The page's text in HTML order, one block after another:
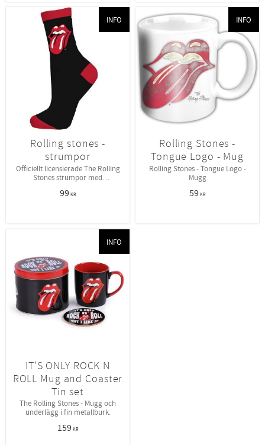
Rolling stones -
strumpor
Officiellt licensierade The Rolling
Stones strumpor med
99KR
INFO
Rolling Stones -
Tongue Logo - Mug
Rolling Stones - Tongue Logo -
Mugg
59KR
INFO
IT'S ONLY ROCK N
ROLL Mug and Coaster
Tin set
The Rolling Stones - Mugg och
underlägg i fin metallburk.
159KR
INFO